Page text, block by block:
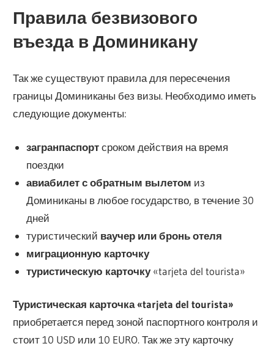
Правила безвизового
въезда в Доминикану
Так же существуют правила для пересечения
границы Доминиканы без визы. Необходимо иметь
следующие документы:
загранпаспортсроком действия на время
поездки
авиабилет с обратным вылетом из
Доминиканы в любое государство, в течение 30
дней
туристический ваучер или бронь отеля
миграционную карточку
туристическую карточку«tarjeta del tourista»
Туристическая карточка «tarjeta del tourista»
приобретается перед зоной паспортного контроля и
стоит 10 USD или 10 EURO. Так же эту карточку